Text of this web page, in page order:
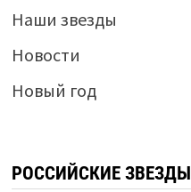
Наши звезды
Новости
Новый год
РОССИЙСКИЕ ЗВЕЗДЫ